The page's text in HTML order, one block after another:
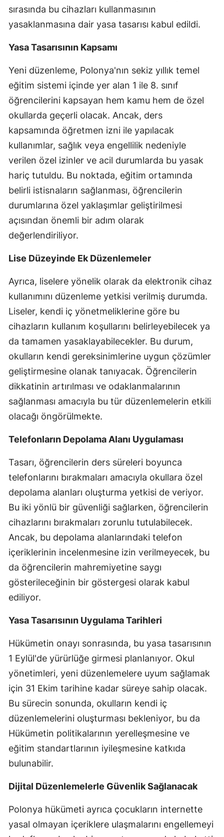
Erzurum
Giresun
Gümüşhane
Hakkari
Isparta
Mersin
İstanbul
Kastamonu
Kayseri
Kırklareli
Kırşehir
Kocaeli
Konya
Kütahya
Malatya
Kahramanmaraş
Mardin
Muğla
Muş
Nevşehir
Niğde
Ordu
Rize
Siirt
Sinop
Sivas
Tekirdağ
Tokat
Trabzon
Şanlıurfa
Uşak
sırasında bu cihazları kullanmasının
yasaklanmasına dair yasa tasarısı kabul edildi.
Yasa Tasarısının Kapsamı
Yeni düzenleme, Polonya'nın sekiz yıllık temel
eğitim sistemi içinde yer alan 1 ile 8. sınıf
öğrencilerini kapsayan hem kamu hem de özel
okullarda geçerli olacak. Ancak, ders
kapsamında öğretmen izni ile yapılacak
kullanımlar, sağlık veya engellilik nedeniyle
verilen özel izinler ve acil durumlarda bu yasak
hariç tutuldu. Bu noktada, eğitim ortamında
belirli istisnaların sağlanması, öğrencilerin
durumlarına özel yaklaşımlar geliştirilmesi
açısından önemli bir adım olarak
değerlendiriliyor.
Lise Düzeyinde Ek Düzenlemeler
Ayrıca, liselere yönelik olarak da elektronik cihaz
kullanımını düzenleme yetkisi verilmiş durumda.
Liseler, kendi iç yönetmeliklerine göre bu
cihazların kullanım koşullarını belirleyebilecek ya
da tamamen yasaklayabilecekler. Bu durum,
okulların kendi gereksinimlerine uygun çözümler
geliştirmesine olanak tanıyacak. Öğrencilerin
dikkatinin artırılması ve odaklanmalarının
sağlanması amacıyla bu tür düzenlemelerin etkili
olacağı öngörülmekte.
Telefonların Depolama Alanı Uygulaması
Tasarı, öğrencilerin ders süreleri boyunca
telefonlarını bırakmaları amacıyla okullara özel
depolama alanları oluşturma yetkisi de veriyor.
Bu iki yönlü bir güvenliği sağlarken, öğrencilerin
cihazlarını bırakmaları zorunlu tutulabilecek.
Ancak, bu depolama alanlarındaki telefon
içeriklerinin incelenmesine izin verilmeyecek, bu
da öğrencilerin mahremiyetine saygı
gösterileceğinin bir göstergesi olarak kabul
ediliyor.
Yasa Tasarısının Uygulama Tarihleri
Hükümetin onayı sonrasında, bu yasa tasarısının
1 Eylül'de yürürlüğe girmesi planlanıyor. Okul
yönetimleri, yeni düzenlemelere uyum sağlamak
için 31 Ekim tarihine kadar süreye sahip olacak.
Bu sürecin sonunda, okulların kendi iç
düzenlemelerini oluşturması bekleniyor, bu da
Hükümetin politikalarının yerelleşmesine ve
eğitim standartlarının iyileşmesine katkıda
bulunabilir.
Dijital Düzenlemelerle Güvenlik Sağlanacak
Polonya hükümeti ayrıca çocukların internette
yasal olmayan içeriklere ulaşmalarını engellemeyi